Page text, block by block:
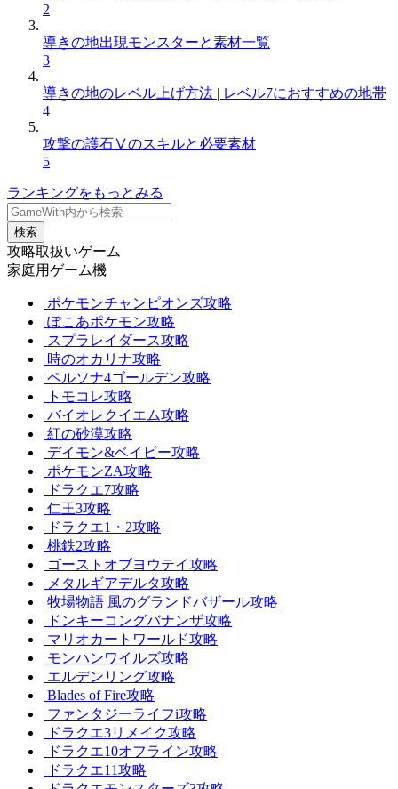
2
導きの地出現モンスターと素材一覧
3
導きの地のレベル上げ方法 | レベル7におすすめの地帯
4
攻撃の護石Ⅴのスキルと必要素材
5
ランキングをもっとみる
検索
攻略取扱いゲーム
家庭用ゲーム機
ポケモンチャンピオンズ攻略
ぽこあポケモン攻略
スプラレイダース攻略
時のオカリナ攻略
ペルソナ4ゴールデン攻略
トモコレ攻略
バイオレクイエム攻略
紅の砂漠攻略
デイモン&ベイビー攻略
ポケモンZA攻略
ドラクエ7攻略
仁王3攻略
ドラクエ1・2攻略
桃鉄2攻略
ゴーストオブヨウテイ攻略
メタルギアデルタ攻略
牧場物語 風のグランドバザール攻略
ドンキーコングバナンザ攻略
マリオカートワールド攻略
モンハンワイルズ攻略
エルデンリング攻略
Blades of Fire攻略
ファンタジーライフi攻略
ドラクエ3リメイク攻略
ドラクエ10オフライン攻略
ドラクエ11攻略